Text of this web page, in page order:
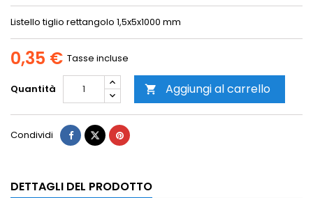
Listello tiglio rettangolo 1,5x5x1000 mm
0,35 € Tasse incluse
Quantità  Aggiungi al carrello
Condividi
DETTAGLI DEL PRODOTTO